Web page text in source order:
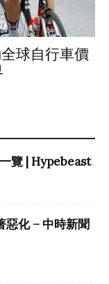
球自行車價
覽 | Hypebeast
化 – 中時新聞